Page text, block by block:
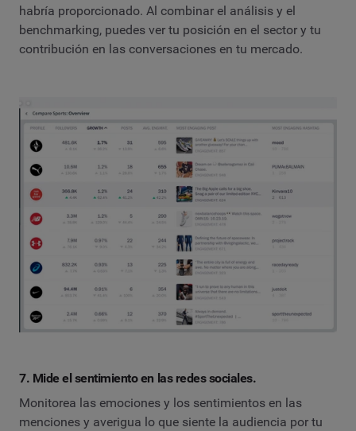
habría proporcionado. Al combinar el análisis y el
benchmarking, puedes ver tu posición en el sector y tu
contribución en las conversaciones en tu mercado.
7. Mide el sentimiento en las redes sociales.
Monitorea las emociones y los sentimientos en las
menciones y averigua lo que siente la audiencia por tu